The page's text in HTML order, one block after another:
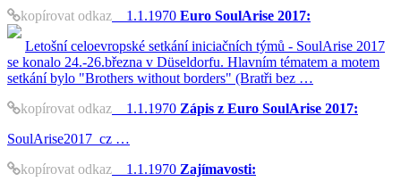
kopírovat odkaz 1.1.1970 Euro SoulArise 2017:
Letošní celoevropské setkání iniciačních týmů - SoulArise 2017
se konalo 24.-26.března v Düseldorfu. Hlavním tématem a motem
setkání bylo "Brothers without borders" (Bratři bez …
kopírovat odkaz 1.1.1970 Zápis z Euro SoulArise 2017:
SoulArise2017_cz …
kopírovat odkaz 1.1.1970 Zajímavosti: